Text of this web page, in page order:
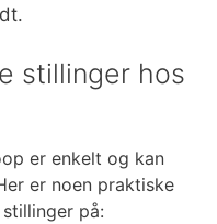
stillinger hos
er enkelt og kan
er noen praktiske
på: